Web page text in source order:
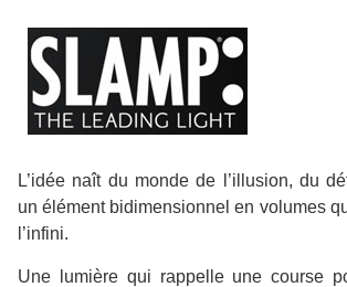
L’idée naît du monde de l’illusion, du
un élément bidimensionnel en volumes
l’infini.
Une lumière qui rappelle une course